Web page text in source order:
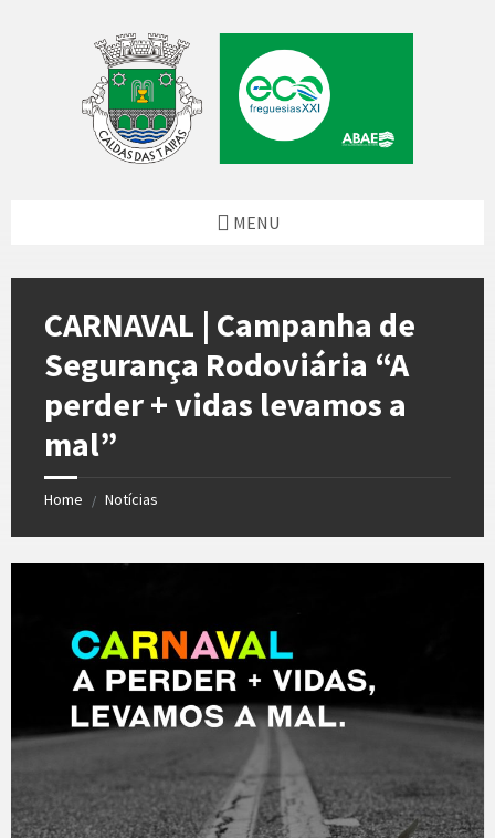
MENU
CARNAVAL | Campanha de
Segurança Rodoviária “A
perder + vidas levamos a
mal”
Home / Notícias